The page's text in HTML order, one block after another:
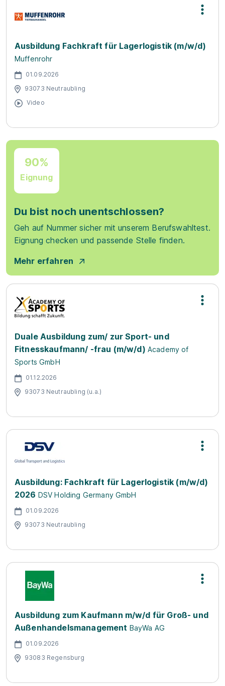
Ausbildung Fachkraft für Lagerlogistik (m/w/d)
Muffenrohr
01.09.2026
93073 Neutraubling
Video
90%
Eignung
Du bist noch unentschlossen?
Geh auf Nummer sicher mit unserem Berufswahltest.
Eignung checken und passende Stelle finden.
Mehr erfahren
Duale Ausbildung zum/ zur Sport- und
Fitnesskaufmann/ -frau (m/w/d) Academy of
Sports GmbH
01.12.2026
93073 Neutraubling (u.a.)
Ausbildung: Fachkraft für Lagerlogistik (m/w/d)
2026 DSV Holding Germany GmbH
01.09.2026
93073 Neutraubling
Ausbildung zum Kaufmann m/w/d für Groß- und
Außenhandelsmanagement BayWa AG
01.09.2026
93083 Regensburg